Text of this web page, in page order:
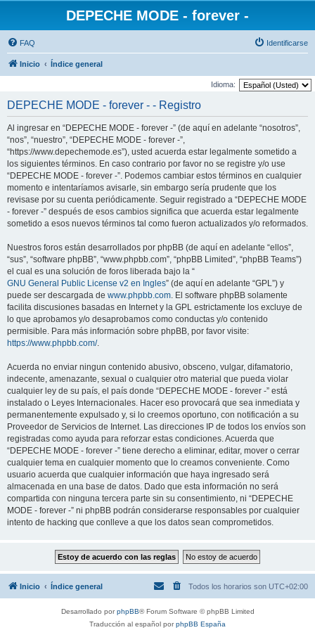
DEPECHE MODE - forever -
FAQ Identificarse
Inicio Índice general
Idioma:
DEPECHE MODE - forever - - Registro
Al ingresar en “DEPECHE MODE - forever -” (de aquí en adelante “nosotros”,
“nos”, “nuestro”, “DEPECHE MODE - forever -”,
“https://www.depechemode.es”), usted acuerda estar legalmente sometido a
los siguientes términos. En caso contrario por favor no se registre y/o use
“DEPECHE MODE - forever -”. Podemos cambiar estos términos en cualquier
momento e intentaríamos avisarle, sin embargo sería prudente que los
revisase por su cuenta periódicamente. Seguir registrado a “DEPECHE MODE
- forever -” después de esos cambios significa que acuerda estar legalmente
sometido a esos nuevos términos tal como fueron actualizados y/o reformados.
Nuestros foros están desarrollados por phpBB (de aquí en adelante “ellos”,
“sus”, “software phpBB”, “www.phpbb.com”, “phpBB Limited”, “phpBB Teams”)
el cual es una solución de foros liberada bajo la “
GNU General Public License v2 en Ingles” (de aquí en adelante “GPL”) y
puede ser descargada de www.phpbb.com. El software phpBB solamente
facilita discusiones basadas en Internet y la GPL estrictamente los excluye de
lo que aprobamos y/o desaprobamos como conductas y/o contenido
permisible. Para más información sobre phpBB, por favor visite:
https://www.phpbb.com/.
Acuerda no enviar ningun contenido abusivo, obsceno, vulgar, difamatorio,
indecente, amenazante, sexual o cualquier otro material que pueda violar
cualquier ley de su país, el país donde “DEPECHE MODE - forever -” está
instalado o Leyes Internacionales. Hacer eso provocará que sea inmediata y
permanentemente expulsado y, si lo creemos oportuno, con notificación a su
Proveedor de Servicios de Internet. Las direcciones IP de todos los envíos son
registradas como ayuda para reforzar estas condiciones. Acuerda que
“DEPECHE MODE - forever -” tiene derecho a eliminar, editar, mover o cerrar
cualquier tema en cualquier momento que lo creamos conveniente. Como
usuario acuerda que cualquier información que haya ingresado será
almacenada en una base de datos. Dado que esta información no será
compartida con ninguna tercera parte sin su consentimiento, ni “DEPECHE
MODE - forever -” ni phpBB podrán considerarse responsables por cualquier
intento de hacking que conlleve a que los datos sean comprometidos.
Inicio Índice general Todos los horarios son UTC+02:00
Desarrollado porphpBB® Forum Software © phpBB Limited
Traducción al español porphpBB España